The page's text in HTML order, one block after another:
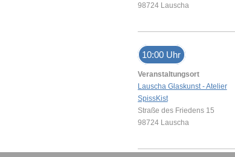
98724 Lauscha
10:00 Uhr
Veranstaltungsort
Lauscha Glaskunst - Atelier
SpissKist
Straße des Friedens 15
98724 Lauscha